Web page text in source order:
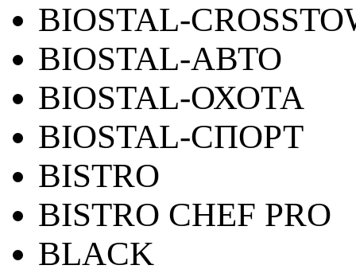
BIOSTAL-
BIOSTAL-АВТО
BIOSTAL-ОХОТА
BIOSTAL-СПОРТ
BISTRO
BISTRO CHEF PRO
BLACK